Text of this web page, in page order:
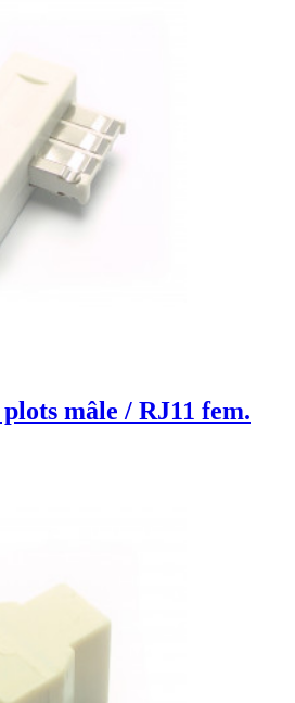
mâle / RJ11 fem.